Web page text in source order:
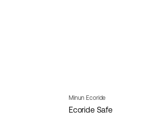
Minun Ecoride
Ecoride Safe